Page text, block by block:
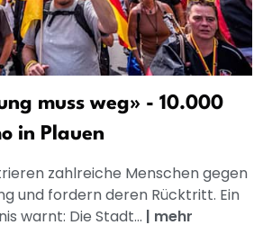
muss weg» - 10.000
in Plauen
zahlreiche Menschen gegen
und fordern deren Rücktritt. Ein
warnt: Die Stadt... | mehr